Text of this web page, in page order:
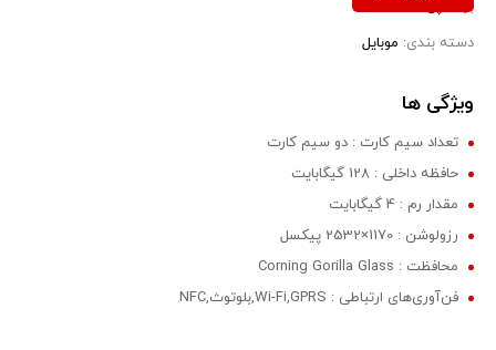
برند:
دسته بندی: موبایل
ویژگی ها
تعداد سیم کارت : دو سیم کارت
حافظه داخلی : 128 گیگابایت
مقدار رم : 4 گیگابایت
رزولوشن : 1170×2532 پیکسل
محافظت : Corning Gorilla Glass
فن‌آوری‌های ارتباطی : Wi-Fi,GPRS,بلوتوث,NFC